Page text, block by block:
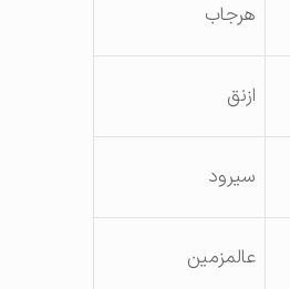
هرجاب
سیرود
عالمزمین